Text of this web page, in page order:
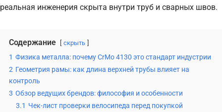
реальная инженерия скрыта внутри труб и сварных швов.
Содержание скрыть
1 Физика металла: почему CrMo 4130 это стандарт индустрии
2 Геометрия рамы: как длина верхней трубы влияет на
контроль
3 Обзор ведущих брендов: философия и особенности
3.1 Чек-лист проверки велосипеда перед покупкой